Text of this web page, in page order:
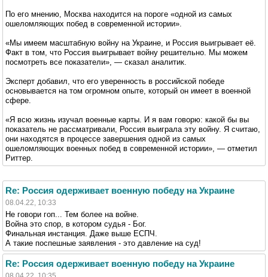
По его мнению, Москва находится на пороге «одной из самых
ошеломляющих побед в современной истории».
«Мы имеем масштабную войну на Украине, и Россия выигрывает её.
Факт в том, что Россия выигрывает войну решительно. Мы можем
посмотреть все показатели», — сказал аналитик.
Эксперт добавил, что его уверенность в российской победе
основывается на том огромном опыте, который он имеет в военной
сфере.
«Я всю жизнь изучал военные карты. И я вам говорю: какой бы вы
показатель не рассматривали, Россия выиграла эту войну. Я считаю,
они находятся в процессе завершения одной из самых
ошеломляющих военных побед в современной истории», — отметил
Риттер.
Re: Россия одерживает военную победу на Украине
08.04.22, 10:33
Не говори гоп... Тем более на войне.
Война это спор, в котором судья - Бог.
Финальная инстанция. Даже выше ЕСПЧ.
А такие поспешные заявления - это давление на суд!
Re: Россия одерживает военную победу на Украине